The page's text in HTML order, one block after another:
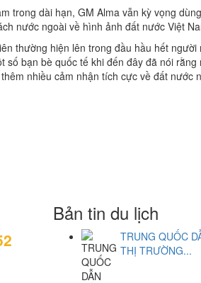
trong dài hạn, GM Alma vẫn kỳ vọng
nước ngoài về hình ảnh đất nước Việt
thường hiện lên trong đầu hầu hết người
bạn bè quốc tế khi đến đây đã nói rằng
nhiều cảm nhận tích cực về đất nước
Bản tin du lịch
TRUNG QUỐC
THỊ TRƯỜNG...